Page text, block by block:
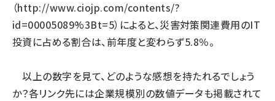
（http://www.ciojp.com/contents/?
id=00005089%3Bt=5）によると、災害対策関連費用のIT
投資に占める割合は、前年度と変わらず5.8％。
以上の数字を見て、どのような感想を持たれるでしょう
か？各リンク先には企業規模別の数値データも掲載されて